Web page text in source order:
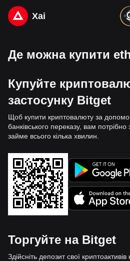
Xai
Де можна купити
Купуйте
застосунку Bitget
Щоб купити криптовалюту за
банківського переказу, вам
займе всього кілька хвилин.
Торгуйте на Bitget
Здійсніть депозит свої